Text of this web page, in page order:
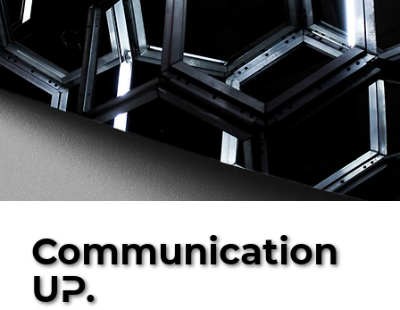
Communication
UP.
Communication
UP.